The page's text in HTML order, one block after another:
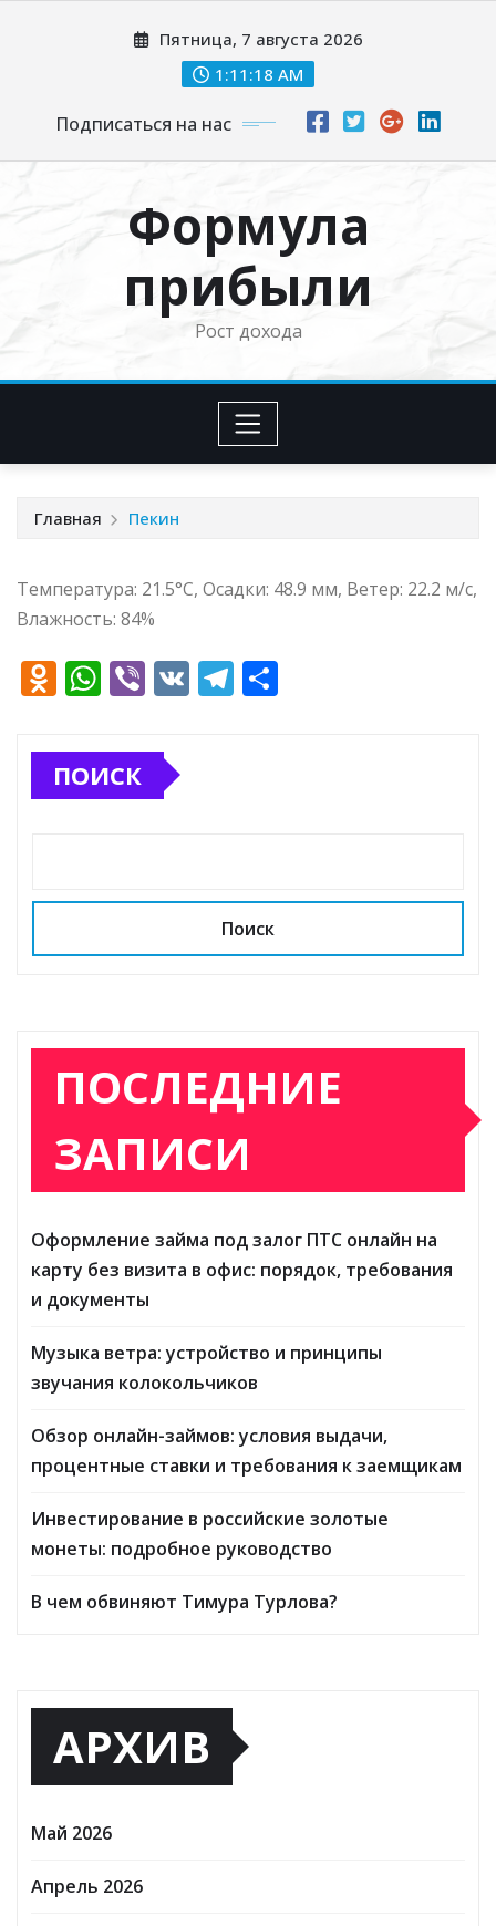
Пятница, 7 августа 2026
1:11:19 AM
Подписаться на нас
Формула
прибыли
Рост дохода
Главная Пекин
Температура: 21.5°C, Осадки: 48.9 мм, Ветер: 22.2 м/с,
Влажность: 84%
O
n
o
ss
ki
W
at
s
p
Vi
e
V T
и
ь
ПОИСК
Поиск
ПОСЛЕДНИЕ
ЗАПИСИ
Оформление займа под залог ПТС онлайн на
карту без визита в офис: порядок, требования
и документы
Музыка ветра: устройство и принципы
звучания колокольчиков
Обзор онлайн-займов: условия выдачи,
процентные ставки и требования к заемщикам
Инвестирование в российские золотые
монеты: подробное руководство
В чем обвиняют Тимура Турлова?
АРХИВ
Май 2026
Апрель 2026